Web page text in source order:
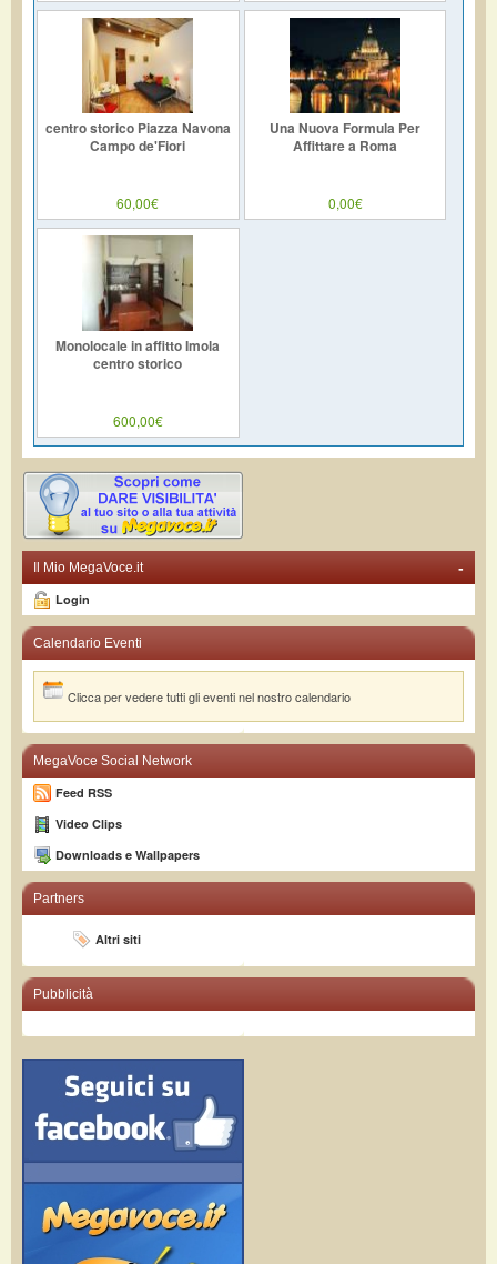
centro storico Piazza Navona
Campo de'Fiori
60,00€
Una Nuova Formula Per
Affittare a Roma
0,00€
Monolocale in affitto Imola
centro storico
600,00€
-
Il Mio MegaVoce.it
Login
Calendario Eventi
Clicca per vedere tutti gli eventi nel nostro calendario
MegaVoce Social Network
Feed RSS
Video Clips
Downloads e Wallpapers
Partners
Altri siti
Pubblicità